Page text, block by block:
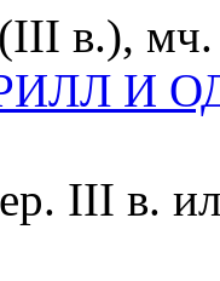
(III в.),
И
III в.